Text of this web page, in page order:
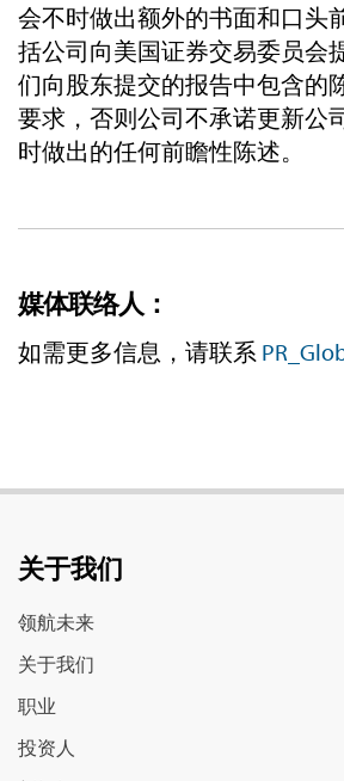
会不时做出额外的书面和口头
括公司向美国证券交易委员会
们向股东提交的报告中包含的
要求，否则公司不承诺更新公
时做出的任何前瞻性陈述。
媒体联络人：
如需更多信息，请联系
关于我们
领航未来
关于我们
职业
投资人